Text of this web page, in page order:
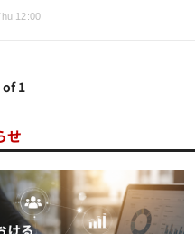
12:00
of 1
せ